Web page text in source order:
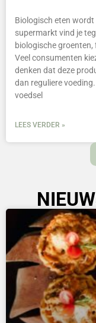
Biologisch eten
supermarkt vind je
biologische groenten,
Veel consumenten
denken dat deze
dan reguliere
voedsel
LEES VERDER »